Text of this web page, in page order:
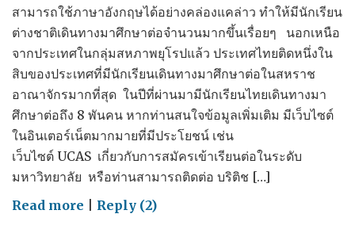
สามารถใช้ภาษาอังกฤษได้อย่างคล่องแคล่าว ทำให้มีนักเรียน
ต่างชาติเดินทางมาศึกษาต่อจำนวนมากขึ้นเรื่อยๆ นอกเหนือ
จากประเทศในกลุ่มสหภาพยุโรปแล้ว ประเทศไทยติดหนึ่งใน
สิบของประเทศที่มีนักเรียนเดินทางมาศึกษาต่อในสหราช
อาณาจักรมากที่สุด ในปีที่ผ่านมามีนักเรียนไทยเดินทางมา
ศึกษาต่อถึง 8 พันคน หากท่านสนใจข้อมูลเพิ่มเติม มีเว็บไซต์
ในอินเตอร์เน็ตมากมายที่มีประโยชน์ เช่น
เว็บไซต์ UCAS เกี่ยวกับการสมัครเข้าเรียนต่อในระดับ
มหาวิทยาลัย หรือท่านสามารถติดต่อ บริติช […]
Read more onReply (2)